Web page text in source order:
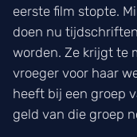
eerste film stopte.
doen nu
worden. Ze krijgt te
vroeger voor haar
heeft bij een groep
geld van die groep